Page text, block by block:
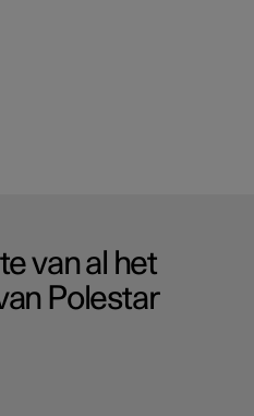
van al het
Polestar